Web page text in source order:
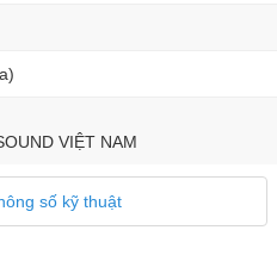
VIỆT NAM
số kỹ thuật